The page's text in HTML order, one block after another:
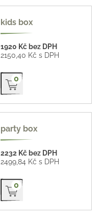
kids box
1920 Kč bez DPH
2150,40 Kč s DPH
Přidat do košíku
0
party box
2232 Kč bez DPH
2499,84 Kč s DPH
Přidat do košíku
0